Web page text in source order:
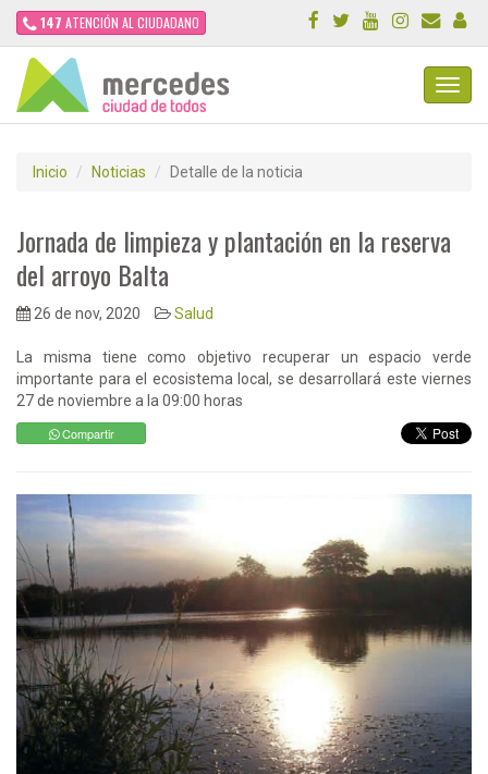
147 ATENCIÓN AL CIUDADANO
Inicio Noticias Detalle de la noticia
Jornada de limpieza y plantación en la reserva
del arroyo Balta
26 de nov, 2020 Salud
La misma tiene como objetivo recuperar un espacio verde
importante para el ecosistema local, se desarrollará este viernes
27 de noviembre a la 09:00 horas
Compartir